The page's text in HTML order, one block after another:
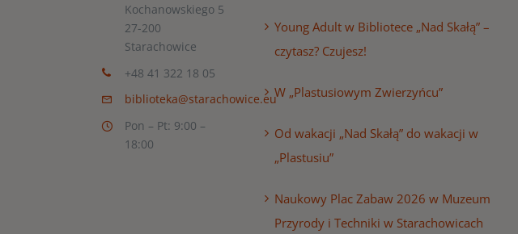
Kochanowskiego 5
27-200
Starachowice
+48 41 322 18 05
biblioteka@starachowice.eu
Pon – Pt: 9:00 –
18:00
Young Adult w Bibliotece „Nad Skałą” –
czytasz? Czujesz!
W „Plastusiowym Zwierzyńcu”
Od wakacji „Nad Skałą” do wakacji w
„Plastusiu”
Naukowy Plac Zabaw 2026 w Muzeum
Przyrody i Techniki w Starachowicach